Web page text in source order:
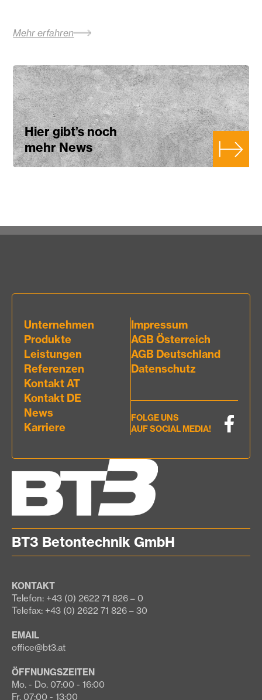
Mehr erfahren
Hier gibt’s noch
mehr News
BT3 Betontechnik GmbH
KONTAKT
Telefon: +43 (0) 2622 71 826 – 0
Telefax: +43 (0) 2622 71 826 – 30
EMAIL
office@bt3.at
ÖFFNUNGSZEITEN
Mo. - Do. 07:00 - 16:00
Fr. 07:00 - 13:00
Unternehmen
Produkte
Leistungen
Referenzen
Kontakt AT
Kontakt DE
News
Karriere
Impressum
AGB Österreich
AGB Deutschland
Datenschutz
FOLGE UNS
AUF SOCIAL MEDIA!